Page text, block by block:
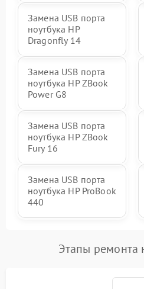
Замена USB порта
ноутбука HP
Dragonfly 14
Замена USB порта
ноутбука HP ZBook
Power G8
Замена USB порта
ноутбука HP ZBook
Fury 16
Замена USB порта
ноутбука HP ProBook
440
Этапы ремонта